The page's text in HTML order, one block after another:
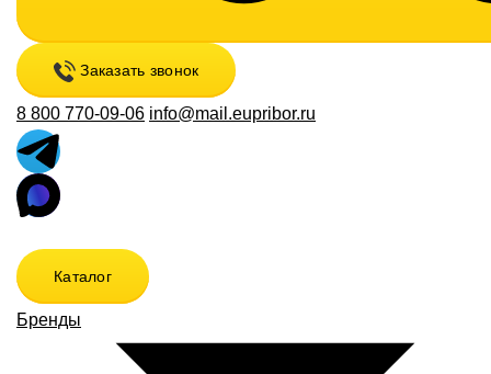
Заказать звонок
8 800 770-09-06 info@mail.eupribor.ru
Каталог
Бренды